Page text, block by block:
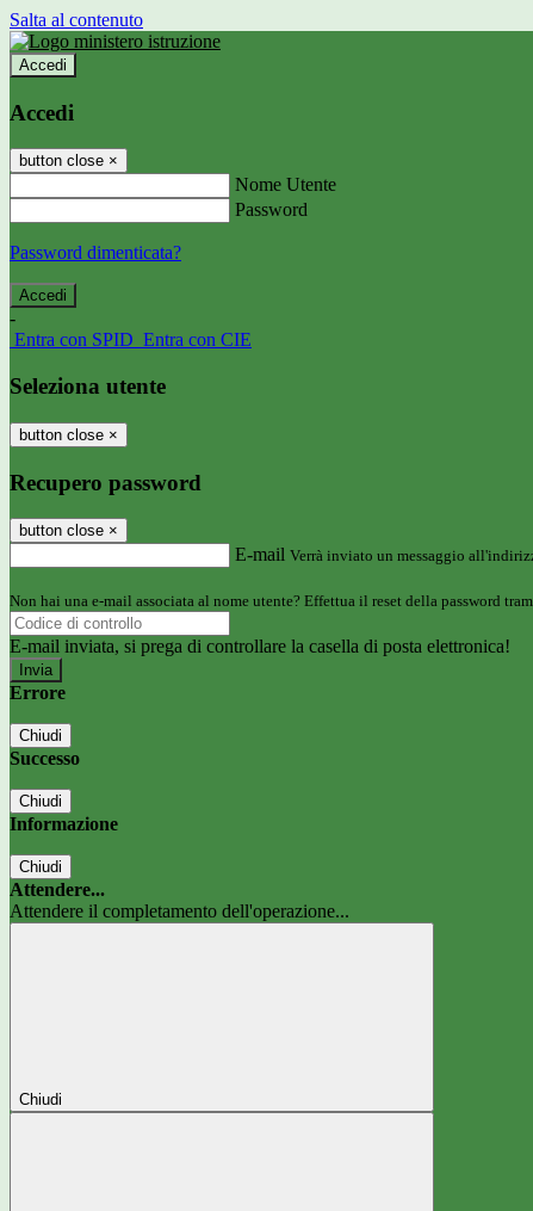
Salta al contenuto
Accedi
Accedi
button close ×
Nome Utente
Password
Password dimenticata?
-
Entra con SPID Entra con CIE
Seleziona utente
button close ×
Recupero password
button close ×
E-mail Verrà inviato un messaggio
Non hai una e-mail associata al nome utente? Effettua il reset della password
E-mail inviata, si prega di controllare la casella di posta elettronica!
Errore
Chiudi
Successo
Chiudi
Informazione
Chiudi
Attendere...
Attendere il completamento dell'operazione...
Chiudi